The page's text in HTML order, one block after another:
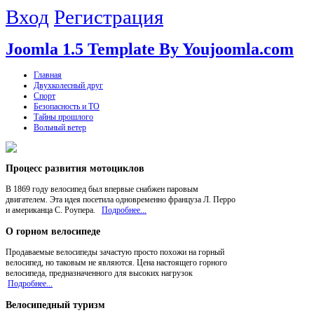
Вход Регистрация
Joomla 1.5 Template By Youjoomla.com
Главная
Двухколесный друг
Спорт
Безопасность и ТО
Тайны прошлого
Вольный ветер
Процесс развития мотоциклов
В 1869 году велосипед был впервые снабжен паровым
двигателем. Эта идея посетила одновременно француза Л. Перро
и американца С. Роупера. Подробнее...
О горном велосипеде
Продаваемые велосипеды зачастую просто похожи на горный
велосипед, но таковым не являются. Цена настоящего горного
велосипеда, предназначенного для высоких нагрузок
Подробнее...
Велосипедный туризм